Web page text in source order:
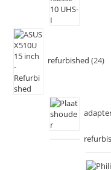
refurbished 24